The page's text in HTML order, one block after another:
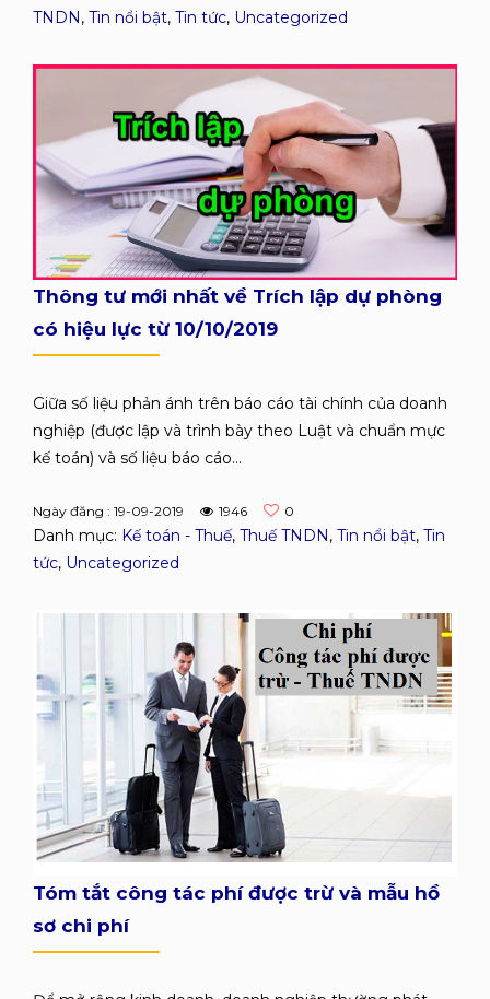
TNDN , Tin nổi bật, Tin tức, Uncategorized
Thông tư mới nhất về Trích lập dự phòng
có hiệu lực từ 10/10/2019
Giữa số liệu phản ánh trên báo cáo tài chính của doanh
nghiệp (được lập và trình bày theo Luật và chuẩn mực
kế toán) và số liệu báo cáo...
Ngày đăng : 19-09-2019 1946 0
Danh mục: Kế toán - Thuế, Thuế TNDN , Tin nổi bật, Tin
tức, Uncategorized
Tóm tắt công tác phí được trừ và mẫu hồ
sơ chi phí